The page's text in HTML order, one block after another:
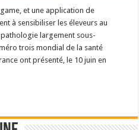
et une application de
à sensibiliser les éleveurs au
largement sous-
trois mondial de la santé
ont présenté, le 10 juin en